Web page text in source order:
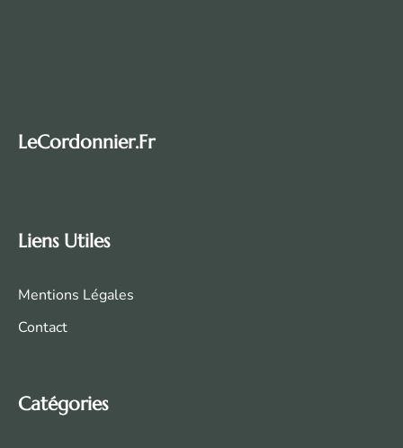
LeCordonnier.fr
Liens Utiles
Mentions Légales
Contact
Catégories